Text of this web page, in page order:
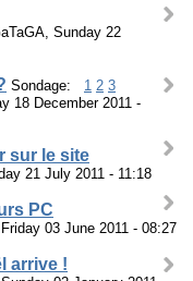
Sunday 22
Sondage: 1 2 3
18 December 2011 -
sur le site
21 July 2011 - 11:18
PC
03 June 2011 - 08:27
arrive !